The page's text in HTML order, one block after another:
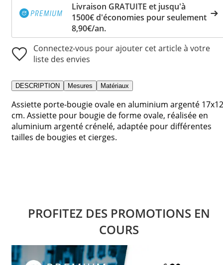
Livraison GRATUITE et jusqu'à
1500€ d'économies pour seulement
8,90€/an.
Connectez-vous pour ajouter cet article à votre
liste des envies
DESCRIPTION Mesures Matériaux
Assiette porte-bougie ovale en aluminium argenté 17x12
cm. Assiette pour bougie de forme ovale, réalisée en
aluminium argenté crénelé, adaptée pour différentes
tailles de bougies et cierges.
PROFITEZ DES PROMOTIONS EN
COURS